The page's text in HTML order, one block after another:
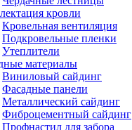
кровли
Кровельная вентиляция
Подкровельные пленки
Утеплители
материалы
Виниловый сайдинг
Фасадные панели
Металлический сайдинг
Фиброцементный сайдинг
Профнастил для забора